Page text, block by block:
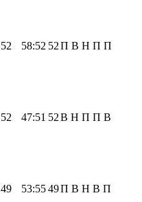
52 58:52 52П В Н П П
52 47:51 52В Н П П В
49 53:5549П В Н В П